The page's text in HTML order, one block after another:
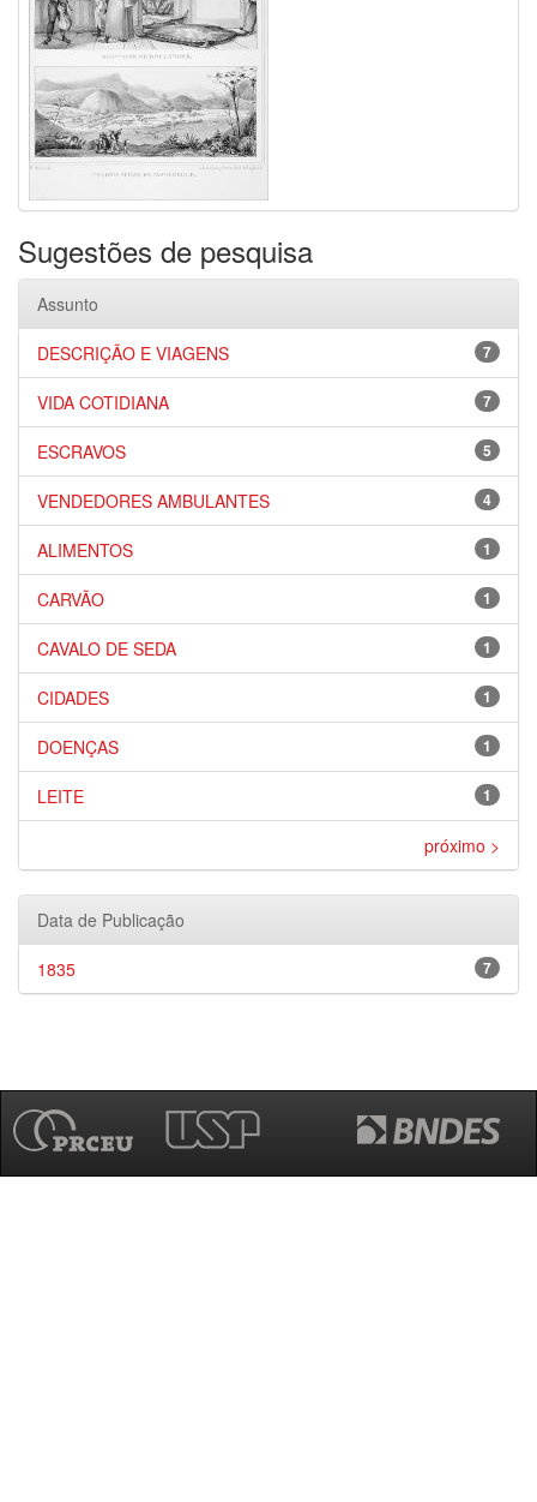
Sugestões de pesquisa
Assunto
7
DESCRIÇÃO E VIAGENS
7
VIDA COTIDIANA
5
ESCRAVOS
4
VENDEDORES AMBULANTES
1
ALIMENTOS
1
CARVÃO
1
CAVALO DE SEDA
1
CIDADES
1
DOENÇAS
1
LEITE
próximo >
Data de Publicação
7
1835